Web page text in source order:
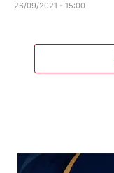
26/09/2021 - 15:00